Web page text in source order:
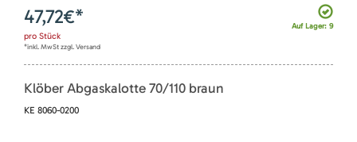
Auf Lager: 9
47,72€*
pro Stück
*inkl. MwSt zzgl. Versand
Klöber Abgaskalotte 70/110 braun
KE 8060-0200